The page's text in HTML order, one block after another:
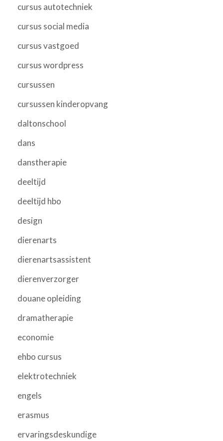
cursus autotechniek
cursus social media
cursus vastgoed
cursus wordpress
cursussen
cursussen kinderopvang
daltonschool
dans
danstherapie
deeltijd
deeltijd hbo
design
dierenarts
dierenartsassistent
dierenverzorger
douane opleiding
dramatherapie
economie
ehbo cursus
elektrotechniek
engels
erasmus
ervaringsdeskundige